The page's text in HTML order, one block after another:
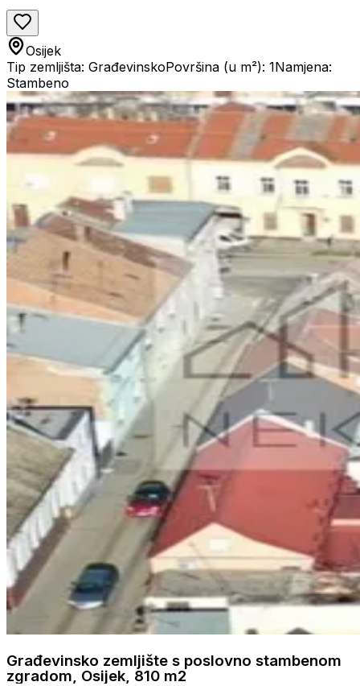
Osijek
Tip zemljišta: GrađevinskoPovršina (u m²): 1Namjena:
Stambeno
Građevinsko zemljište s poslovno stambenom
zgradom, Osijek, 810 m2